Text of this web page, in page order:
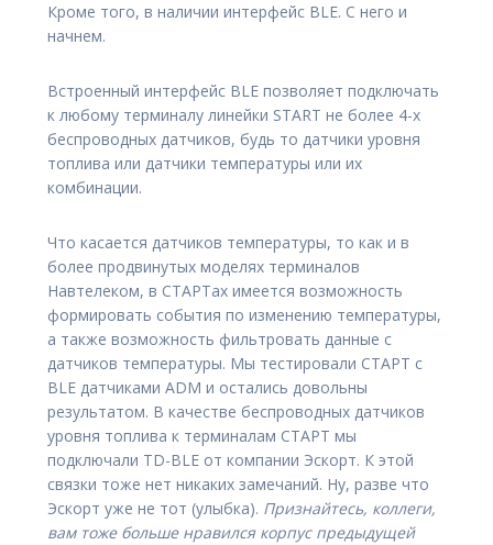
Кроме того, в наличии интерфейс BLE. C него и
начнем.
Встроенный интерфейс BLE позволяет подключать
к любому терминалу линейки START не более 4-х
беспроводных датчиков, будь то датчики уровня
топлива или датчики температуры или их
комбинации.
Что касается датчиков температуры, то как и в
более продвинутых моделях терминалов
Навтелеком, в СТАРТах имеется возможность
формировать события по изменению температуры,
а также возможность фильтровать данные с
датчиков температуры. Мы тестировали СТАРТ с
BLE датчиками ADM и остались довольны
результатом. В качестве беспроводных датчиков
уровня топлива к терминалам СТАРТ мы
подключали TD-BLE от компании Эскорт. К этой
связки тоже нет никаких замечаний. Ну, разве что
Эскорт уже не тот (улыбка). Признайтесь, коллеги,
вам тоже больше нравился корпус предыдущей